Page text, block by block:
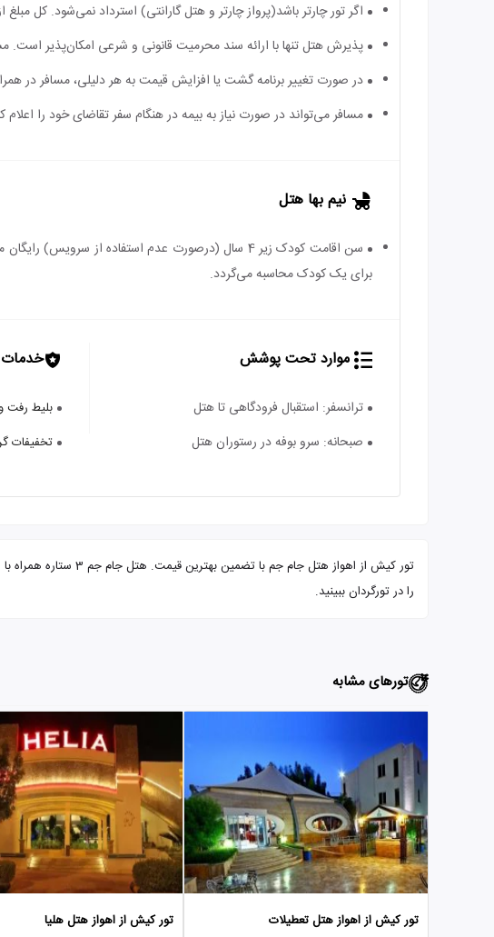
اگر تور چارتر باشد(پرواز چارتر و هتل گارانتی) استرداد نمی‌شود. کل
پذیرش هتل تنها با ارائه سند محرمیت قانونی و شرعی امکان‌پذیر
در صورت تغییر برنامه گشت یا افزایش قیمت به هر دلیلی، مسافر در
مسافر می‌تواند در صورت نیاز به بیمه در هنگام سفر تقاضای خود را اعلام
نیم بها هتل
برای یک کودک محاسبه می‌گردد.
موارد تحت پوشش
ترانسفر: استقبال فرودگاهی تا هتل
صبحانه: سرو بوفه در رستوران هتل
بلیط رفت
تخفیفات
تور کیش از اهواز
را در تورگردان ببینید.
تورهای مشابه
تور کیش از اهواز هتل تعطیلات تور کیش از اهواز هتل هلیا